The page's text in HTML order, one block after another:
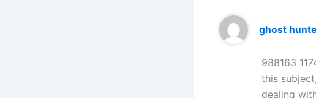
ghost
988163
this
dealing